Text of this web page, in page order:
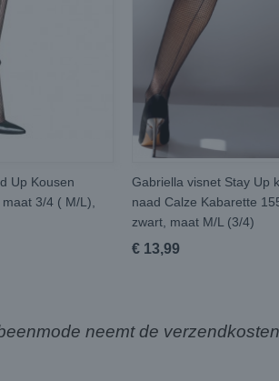
Up Kousen
3/4 ( M/L),
Gabriella visnet Stay Up
naad Calze Kabarette
zwart, maat M/L (3/4)
€ 13,99
neemt de